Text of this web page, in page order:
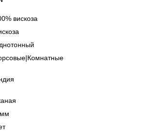
вискоза